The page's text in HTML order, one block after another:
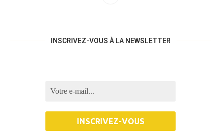
INSCRIVEZ-VOUS À LA NEWSLETTER